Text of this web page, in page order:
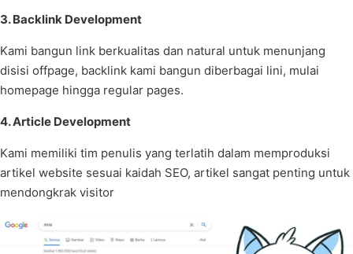
3. Backlink Development
Kami bangun link berkualitas dan natural untuk menunjang
disisi offpage, backlink kami bangun diberbagai lini, mulai
homepage hingga regular pages.
4. Article Development
Kami memiliki tim penulis yang terlatih dalam memproduksi
artikel website sesuai kaidah SEO, artikel sangat penting untuk
mendongkrak visitor